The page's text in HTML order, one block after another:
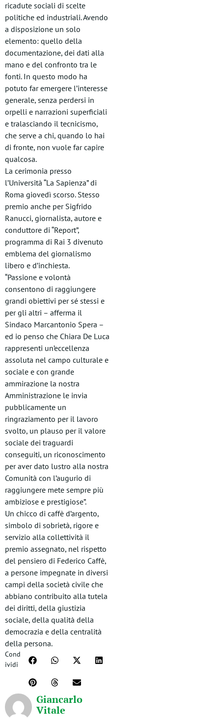
ricadute sociali di scelte
politiche ed industriali. Avendo
a disposizione un solo
elemento: quello della
documentazione, dei dati alla
mano e del confronto tra le
fonti. In questo modo ha
potuto far emergere l’interesse
generale, senza perdersi in
orpelli e narrazioni superficiali
e tralasciando il tecnicismo,
che serve a chi, quando lo hai
di fronte, non vuole far capire
qualcosa.
La cerimonia presso
l’Università “La Sapienza” di
Roma giovedì scorso. Stesso
premio anche per Sigfrido
Ranucci, giornalista, autore e
conduttore di “Report”,
programma di Rai 3 divenuto
emblema del giornalismo
libero e d’inchiesta.
“Passione e volontà
consentono di raggiungere
grandi obiettivi per sé stessi e
per gli altri – afferma il
Sindaco Marcantonio Spera –
ed io penso che Chiara De Luca
rappresenti un’eccellenza
assoluta nel campo culturale e
sociale e con grande
ammirazione la nostra
Amministrazione le invia
pubblicamente un
ringraziamento per il lavoro
svolto, un plauso per il valore
sociale dei traguardi
conseguiti, un riconoscimento
per aver dato lustro alla nostra
Comunità con l’augurio di
raggiungere mete sempre più
ambiziose e prestigiose”.
Un chicco di caffè d’argento,
simbolo di sobrietà, rigore e
servizio alla collettività il
premio assegnato, nel rispetto
del pensiero di Federico Caffè,
a persone impegnate in diversi
campi della società civile che
abbiano contribuito alla tutela
dei diritti, della giustizia
sociale, della qualità della
democrazia e della centralità
della persona.
Cond
ividi
Giancarlo
Vitale